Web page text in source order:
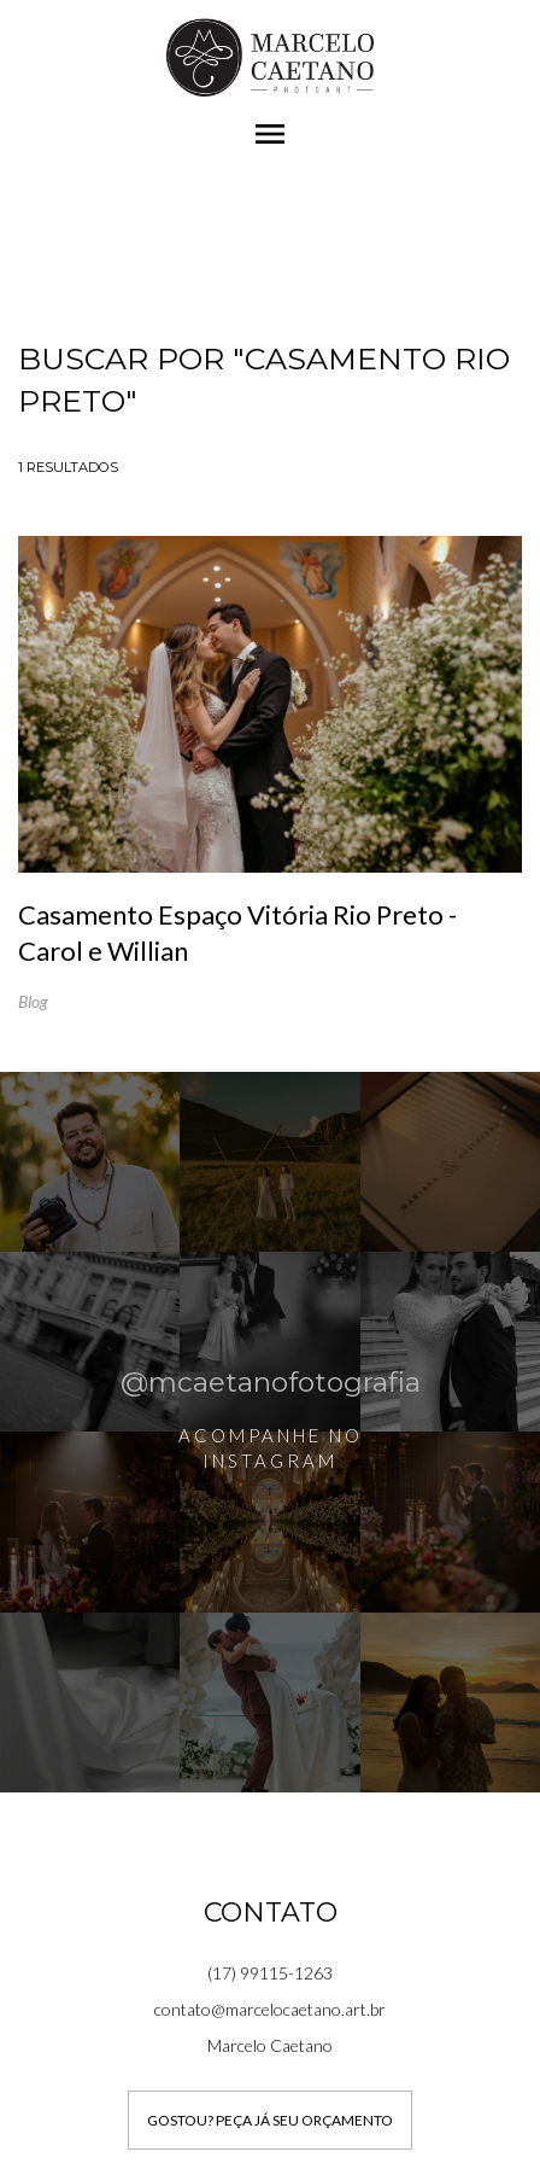
menu
BUSCAR POR "CASAMENTO RIO
PRETO"
1 RESULTADOS
Casamento Espaço Vitória Rio Preto -
Carol e Willian
Blog
@mcaetanofotografia
ACOMPANHE NO
INSTAGRAM
CONTATO
(17) 99115-1263
contato@marcelocaetano.art.br
Marcelo Caetano
GOSTOU? PEÇA JÁ SEU ORÇAMENTO